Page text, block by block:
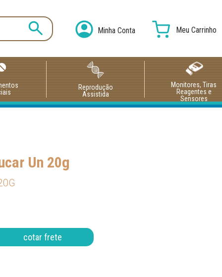
Minha Conta Meu Carrinho
Reprodução
Assistida
Monitores, Tiras
Reagentes e
Sensores
Un 20g